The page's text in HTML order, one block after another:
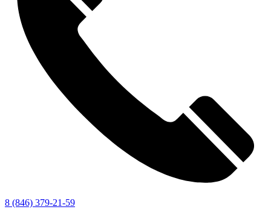
8 (846) 379-21-59